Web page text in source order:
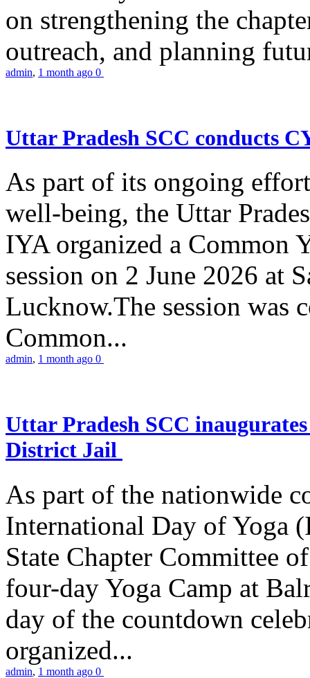
on strengthening the
outreach, and planning
admin, 1 month ago 0
Uttar Pradesh SCC conducts
As part of its ongoing
well-being, the Uttar
IYA organized a Common
session on 2 June 2026 at
Lucknow.The session was
Common...
admin, 1 month ago 0
Uttar Pradesh SCC
District Jail
As part of the nationwide
International Day of Yoga
State Chapter Committee
four-day Yoga Camp at
day of the countdown
organized...
admin, 1 month ago 0